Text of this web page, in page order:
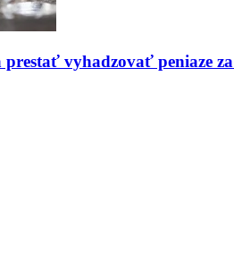
vyhadzovať peniaze za